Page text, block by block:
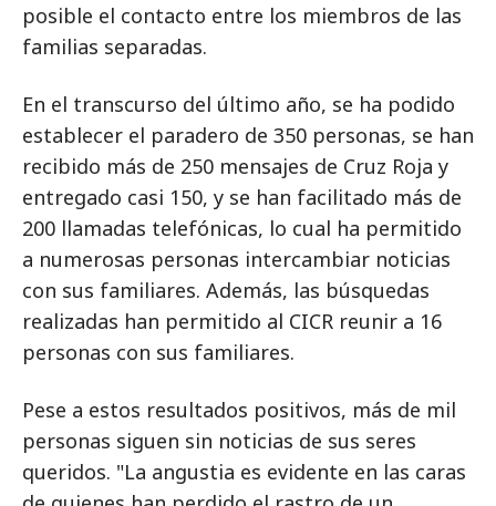
posible el contacto entre los miembros de las
familias separadas.
En el transcurso del último año, se ha podido
establecer el paradero de 350 personas, se han
recibido más de 250 mensajes de Cruz Roja y
entregado casi 150, y se han facilitado más de
200 llamadas telefónicas, lo cual ha permitido
a numerosas personas intercambiar noticias
con sus familiares. Además, las búsquedas
realizadas han permitido al CICR reunir a 16
personas con sus familiares.
Pese a estos resultados positivos, más de mil
personas siguen sin noticias de sus seres
queridos. "La angustia es evidente en las caras